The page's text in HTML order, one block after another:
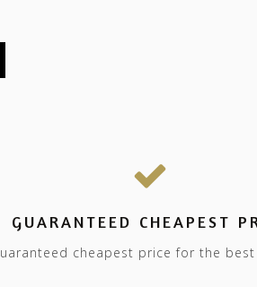
GUARANTEED CHEAPEST
cheapest price for the